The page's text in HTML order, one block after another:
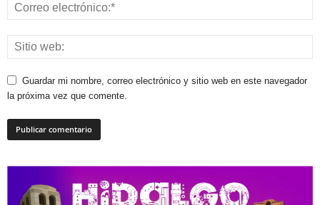
Guardar mi nombre, correo electrónico y sitio web en este navegador
la próxima vez que comente.